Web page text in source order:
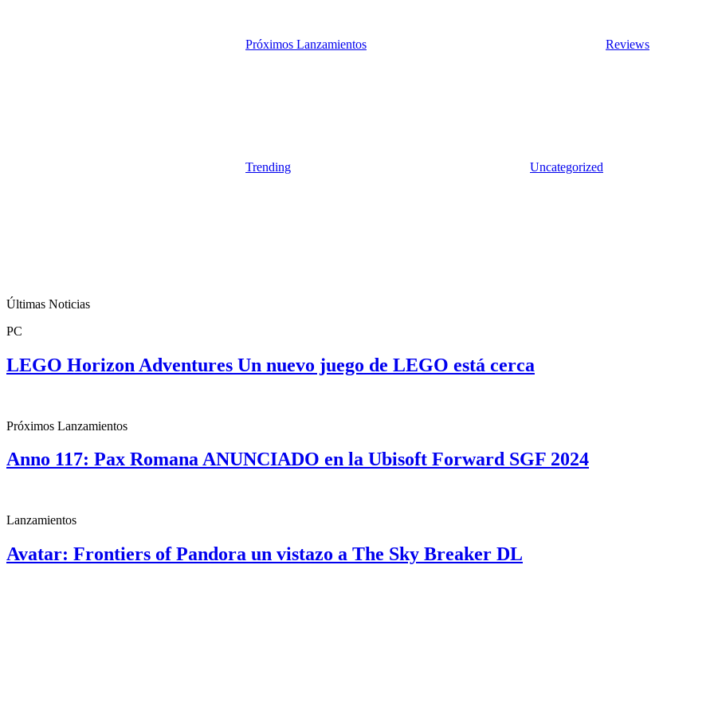
Próximos Lanzamientos Reviews
Trending Uncategorized
Últimas Noticias
PC
LEGO Horizon Adventures Un nuevo juego de LEGO está cerca
Próximos Lanzamientos
Anno 117: Pax Romana ANUNCIADO en la Ubisoft Forward SGF 2024
Lanzamientos
Avatar: Frontiers of Pandora un vistazo a The Sky Breaker DL